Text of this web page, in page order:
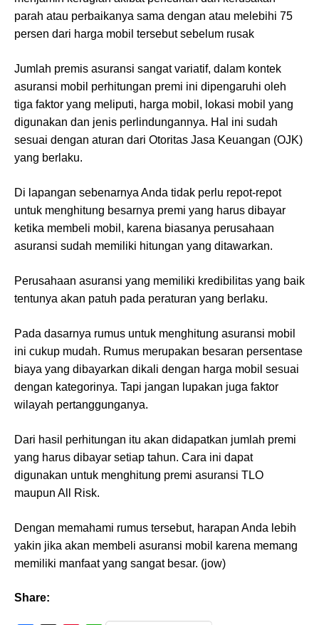
parah atau perbaikanya sama dengan atau melebihi 75
persen dari harga mobil tersebut sebelum rusak
Jumlah premis asuransi sangat variatif, dalam kontek
asuransi mobil perhitungan premi ini dipengaruhi oleh
tiga faktor yang meliputi, harga mobil, lokasi mobil yang
digunakan dan jenis perlindungannya. Hal ini sudah
sesuai dengan aturan dari Otoritas Jasa Keuangan (OJK)
yang berlaku.
Di lapangan sebenarnya Anda tidak perlu repot-repot
untuk menghitung besarnya premi yang harus dibayar
ketika membeli mobil, karena biasanya perusahaan
asuransi sudah memiliki hitungan yang ditawarkan.
Perusahaan asuransi yang memiliki kredibilitas yang baik
tentunya akan patuh pada peraturan yang berlaku.
Pada dasarnya rumus untuk menghitung asuransi mobil
ini cukup mudah. Rumus merupakan besaran persentase
biaya yang dibayarkan dikali dengan harga mobil sesuai
dengan kategorinya. Tapi jangan lupakan juga faktor
wilayah pertanggunganya.
Dari hasil perhitungan itu akan didapatkan jumlah premi
yang harus dibayar setiap tahun. Cara ini dapat
digunakan untuk menghitung premi asuransi TLO
maupun All Risk.
Dengan memahami rumus tersebut, harapan Anda lebih
yakin jika akan membeli asuransi mobil karena memang
memiliki manfaat yang sangat besar. (jow)
Share: